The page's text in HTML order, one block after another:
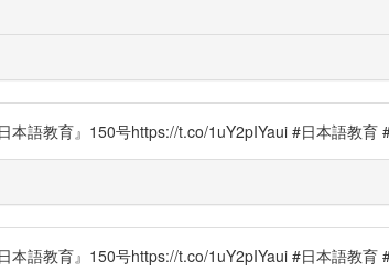
本語教育』150号https://t.co/1uY2pIYaui #日本語教育
本語教育』150号https://t.co/1uY2pIYaui #日本語教育